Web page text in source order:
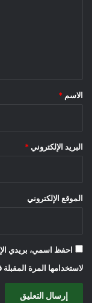
*
الاسم *
البريد الإلكتروني *
الموقع الإلكتروني
احفظ اسمي، بريدي
لاستخدامها المرة